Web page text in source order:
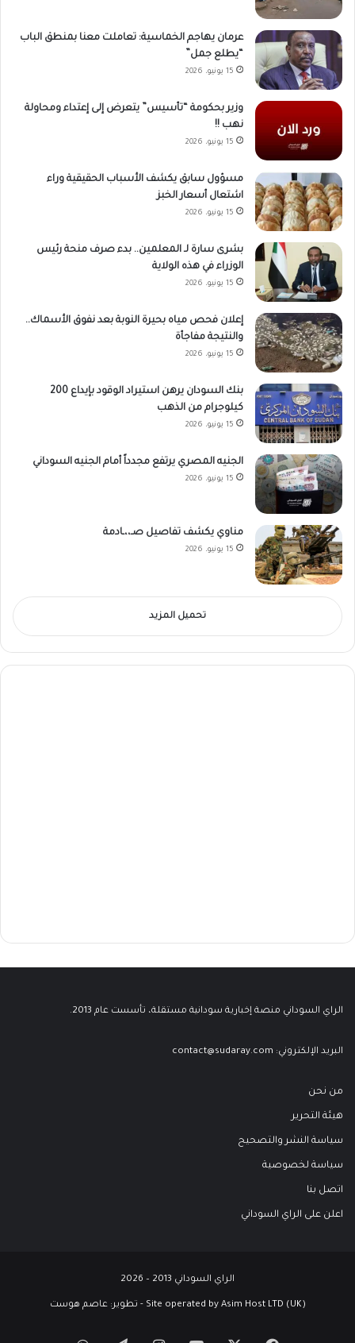
عرمان يهاجم الخماسية: تعاملت معنا بمنطق الباب
“يطلع جمل”
15 يونيو، 2026
وزير بحكومة “تأسيس” يتعرض إلى إعتداء ومحاولة
نهب !!
15 يونيو، 2026
مسؤول سابق يكشف الأسباب الحقيقية وراء
اشتعال أسعار الخبز
15 يونيو، 2026
بشرى سارة لـ المعلمين.. بدء صرف منحة رئيس
الوزراء في هذه الولاية
15 يونيو، 2026
إعلان فحص مياه بحيرة النوبة بعد نفوق الأسماك..
والنتيجة مفاجأة
15 يونيو، 2026
بنك السودان يرهن استيراد الوقود بإيداع 200
كيلوجرام من الذهب
15 يونيو، 2026
الجنيه المصري يرتفع مجدداً أمام الجنيه السوداني
15 يونيو، 2026
مناوي يكشف تفاصيل صـ،،ـادمة
15 يونيو، 2026
تحميل المزيد
الراي السوداني منصة إخبارية سودانية مستقلة، تأسست عام 2013.
البريد الإلكتروني: contact@sudaray.com
من نحن
هيئة التحرير
سياسة النشر والتصحيح
سياسة لخصوصية
اتصل بنا
اعلن على الراي السوداني
الراي السوداني 2013 – 2026
Site operated by Asim Host LTD (UK) - تطوير: عاصم هوست